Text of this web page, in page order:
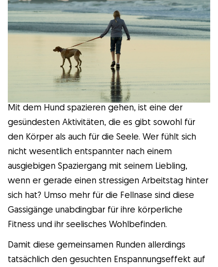
Wissenswert
Kuriositäten
Gesundheit
Erziehung
Hunderassen
Hundesitter
Was ist Gudog?
perfekten Hundesitter zu finden und zu
buchen. Tausende von liebevollen Sittern
Mit dem Hund spazieren gehen, ist eine der
gesündesten Aktivitäten, die es gibt sowohl für
den Körper als auch für die Seele. Wer fühlt sich
nicht wesentlich entspannter nach einem
ausgiebigen Spaziergang mit seinem Liebling,
wenn er gerade einen stressigen Arbeitstag hinter
sich hat? Umso mehr für die Fellnase sind diese
Gassigänge unabdingbar für ihre körperliche
Fitness und ihr seelisches Wohlbefinden.
Damit diese gemeinsamen Runden allerdings
tatsächlich den gesuchten Enspannungseffekt auf